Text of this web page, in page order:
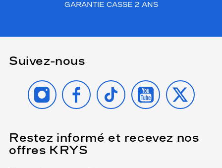
GARANTIE CASSE 2 ANS
Suivez-nous
INSTAGRAMFACEBOOK
TIKTOK YOUTUBE
X
Restez informé et recevez nos
offres KRYS
Name
(Ce
champ
est